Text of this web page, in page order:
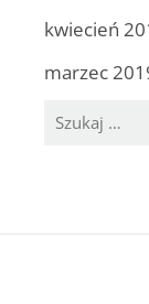
kwiecień
marzec
Szukaj: